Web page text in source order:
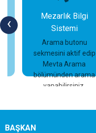
‹
Mezarlık Bilgi
Sistemi
Arama butonu
sekmesini aktif edip
Mevta Arama
bölümünden arama
yapabilirsiniz.
İncele
BAŞKAN